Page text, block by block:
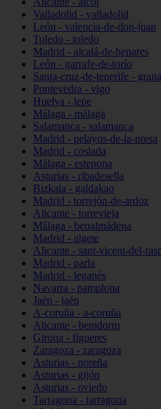
Valladolid - valladolid
León - valencia-de-don-juan
Toledo - toledo
Madrid - alcalá-de-henares
León - garrafe-de-torío
Santa-cruz-de-tenerife -
Pontevedra - vigo
Huelva - lepe
Málaga - málaga
Salamanca - salamanca
Madrid - pelayos-de-la-presa
Madrid - coslada
Málaga - estepona
Asturias - ribadesella
Bizkaia - galdakao
Madrid - torrejón-de-ardoz
Alicante - torrevieja
Málaga - benalmádena
Madrid - algete
Alicante - sant-vicent-del-
Madrid - parla
Madrid - leganés
Navarra - pamplona
Jaén - jaén
A-coruña - a-coruña
Alicante - benidorm
Girona - figueres
Zaragoza - zaragoza
Asturias - noreña
Asturias - gijón
Asturias - oviedo
Tarragona - tarragona